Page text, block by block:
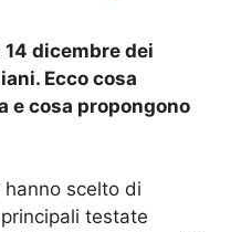
dicembre dei
Ecco cosa
e cosa propongono
scelto di
testate